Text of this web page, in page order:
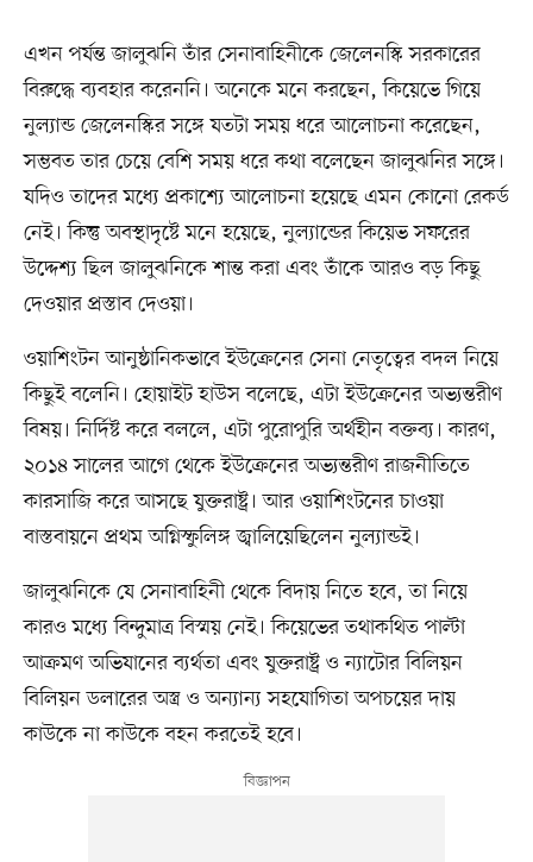
এখন পর্যন্ত জালুঝনি তাঁর সেনাবাহিনীকে জেলেনস্কি সরকারের
বিরুদ্ধে ব্যবহার করেননি। অনেকে মনে করছেন, কিয়েভে গিয়ে
নুল্যান্ড জেলেনস্কির সঙ্গে যতটা সময় ধরে আলোচনা করেছেন,
সম্ভবত তার চেয়ে বেশি সময় ধরে কথা বলেছেন জালুঝনির সঙ্গে।
যদিও তাদের মধে৵ প্রকাশ্যে আলোচনা হয়েছে এমন কোনো রেকর্ড
নেই। কিন্তু অবস্থাদৃষ্টে মনে হয়েছে, নুল্যান্ডের কিয়েভ সফরের
উদ্দেশ্য ছিল জালুঝনিকে শান্ত করা এবং তাঁকে আরও বড় কিছু
দেওয়ার প্রস্তাব দেওয়া।
ওয়াশিংটন আনুষ্ঠানিকভাবে ইউক্রেনের সেনা নেতৃত্বের বদল নিয়ে
কিছুই বলেনি। হোয়াইট হাউস বলেছে, এটা ইউক্রেনের অভ্যন্তরীণ
বিষয়। নির্দিষ্ট করে বললে, এটা পুরোপুরি অর্থহীন বক্তব্য। কারণ,
২০১৪ সালের আগে থেকে ইউক্রেনের অভ্যন্তরীণ রাজনীতিতে
কারসাজি করে আসছে যুক্তরাষ্ট্র। আর ওয়াশিংটনের চাওয়া
বাস্তবায়নে প্রথম অগ্নিস্ফুলিঙ্গ জ্বালিয়েছিলেন নুল্যান্ডই।
জালুঝনিকে যে সেনাবাহিনী থেকে বিদায় নিতে হবে, তা নিয়ে
কারও মধে৵ বিন্দুমাত্র বিস্ময় নেই। কিয়েভের তথাকথিত পাল্টা
আক্রমণ অভিযানের ব্যর্থতা এবং যুক্তরাষ্ট্র ও ন্যাটোর বিলিয়ন
বিলিয়ন ডলারের অস্ত্র ও অন্যান্য সহযোগিতা অপচয়ের দায়
কাউকে না কাউকে বহন করতেই হবে।